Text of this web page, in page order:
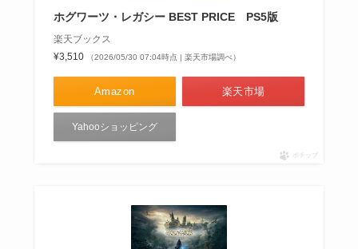
ホグワーツ・レガシー BEST PRICE PS5版
楽天ブックス
¥3,510
（2026/05/30 07:04時点 | 楽天市場調べ）
Amazon 楽天市場
Yahooショッピング
ポチップ